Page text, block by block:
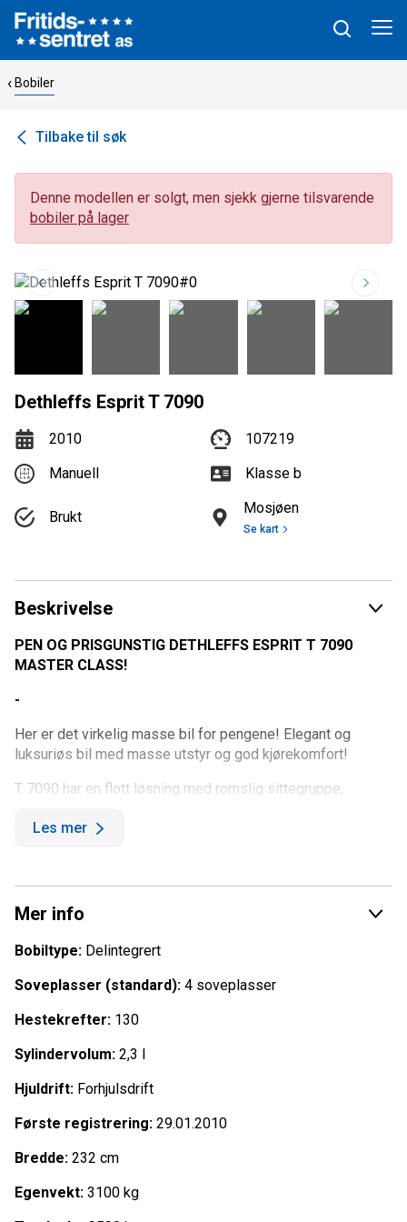
Bobiler
Tilbake til søk
Denne modellen er solgt, men sjekk gjerne tilsvarende
bobiler på lager
Dethleffs Esprit T 7090
2010
107219
Manuell
Klasse b
Brukt
Mosjøen
Se kart
Beskrivelse
PEN OG PRISGUNSTIG DETHLEFFS ESPRIT T 7090
MASTER CLASS!
-
Her er det virkelig masse bil for pengene! Elegant og
luksuriøs bil med masse utstyr og god kjørekomfort!
T 7090 har en flott løsning med romslig sittegruppe,
i bilen!
Kjørecomputer
Oppgradert høyttalerpakke
Helautomatisk klimaanlegg for bildel
Blendingsgardiner for førerhus
Elektriske vindu & speil
Integrerte stigtrinn foran
Sykkelstativ
Les mer
Mer info
Bobiltype: Delintegrert
Soveplasser (standard): 4 soveplasser
Hestekrefter: 130
Sylindervolum: 2,3 l
Hjuldrift: Forhjulsdrift
Første registrering: 29.01.2010
Bredde: 232 cm
Egenvekt: 3100 kg